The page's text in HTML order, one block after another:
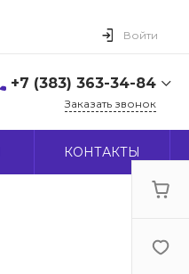
Войти
+7 (383) 363-34-84
г. Новосибирск, ул.
Заказать звонок
КОНТАКТЫ